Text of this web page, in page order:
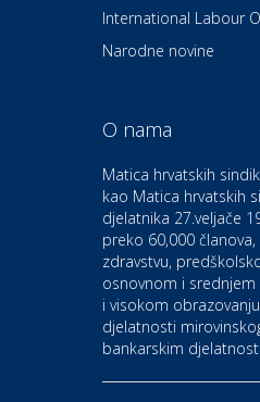
Dom i dizajn
Euro-vrt –
Odmor
Bistrica
Auto-moto i tehnika
CIAK Auto d.o.o.
Kultura i edukacija
Kazalište Gavella
International Labour
Narodne novine
O nama
Matica hrvatskih
kao Matica hrvatskih
djelatnika 27.veljače
preko 60,000
zdravstvu,
osnovnom i srednjem
i visokom
djelatnosti
bankarskim